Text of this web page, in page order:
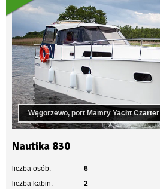
Węgorzewo, port Mamry Yacht Czarter
Nautika 830
liczba osób:
6
liczba kabin:
2